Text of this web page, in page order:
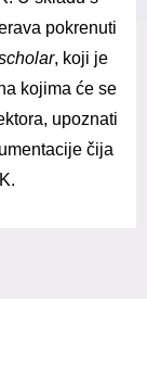
pokrenuti
, koji je
kojima će se
upoznati
čija